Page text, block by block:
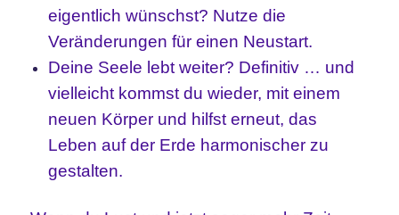
eigentlich wünschst? Nutze die
Veränderungen für einen Neustart.
Deine Seele lebt weiter? Definitiv … und
vielleicht kommst du wieder, mit einem
neuen Körper und hilfst erneut, das
Leben auf der Erde harmonischer zu
gestalten.